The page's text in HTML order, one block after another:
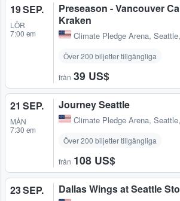
19 SEP.
LÖR
7:00 em
Preseason - Vancouver
Kraken
Climate Pledge Arena,
Över 200 biljetter tillgängliga
från 39 US$
21 SEP.
MÅN
7:30 em
Journey Seattle
Climate Pledge Arena,
Över 200 biljetter tillgängliga
från 108 US$
23 SEP. Dallas Wings at Seattle